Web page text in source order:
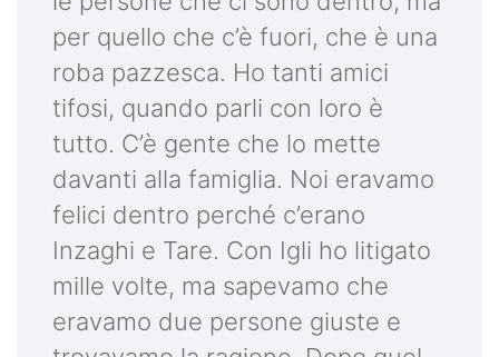
per quello che c’è fuori, che è una
roba pazzesca. Ho tanti amici
tifosi, quando parli con loro è
tutto. C’è gente che lo mette
davanti alla famiglia. Noi eravamo
felici dentro perché c’erano
Inzaghi e Tare. Con Igli ho litigato
mille volte, ma sapevamo che
eravamo due persone giuste e